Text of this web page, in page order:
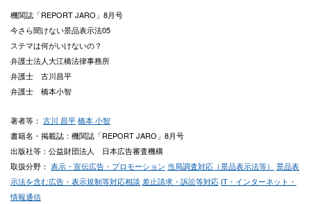
機関誌「REPORT JARO」8月号
今さら聞けない景品表示法05
ステマは何がいけないの？
弁護士法人大江橋法律事務所
弁護士 古川昌平
弁護士 橋本小智
著者等： 古川 昌平橋本 小智
書籍名・掲載誌：機関誌「REPORT JARO」8月号
出版社等：公益財団法人 日本広告審査機構
取扱分野： 表示・宣伝広告・プロモーション 当局調査対応（景品表示法等）
景品表
示法を含む広告・表示規制等対応相談差止請求・訴訟等対応 IT・インターネット・
情報通信